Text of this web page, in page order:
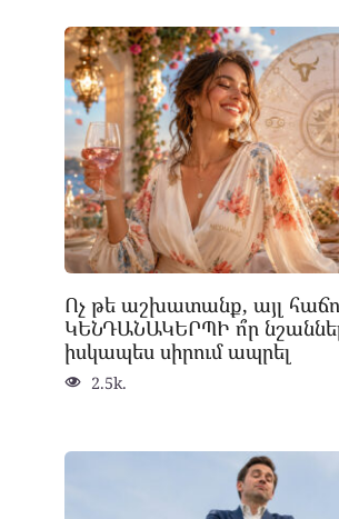
Ոչ թե աշխատանք, այլ
ԿԵՆԴԱՆԱԿԵՐՊԻ ո՞ր
իսկապես սիրում ապրել
2.5k.